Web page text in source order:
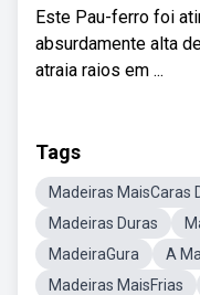
Este Pau-ferro foi
absurdamente alta
atraia raios em ...
Tags
Madeiras MaisCaras
Madeiras Duras
MadeiraGura
A
Madeiras MaisFrias